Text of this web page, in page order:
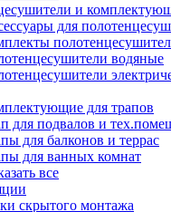
и
для
водяные
для трапов
для подвалов и
для балконов и террас
для ванных комнат
все
скрытого монтажа